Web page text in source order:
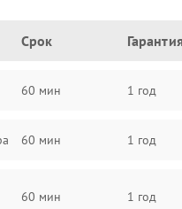
Срок
60 мин 1 год
60 мин 1 год
60 мин 1 год